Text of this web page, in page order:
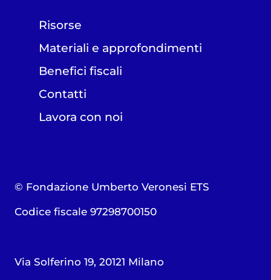
Risorse
Materiali e approfondimenti
Benefici fiscali
Contatti
Lavora con noi
© Fondazione Umberto Veronesi ETS
Codice fiscale 97298700150
Via Solferino 19, 20121 Milano